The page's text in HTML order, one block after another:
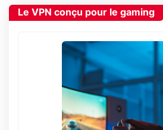
Le VPN conçu pour le gaming